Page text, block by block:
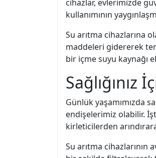
cihazlar, evlerimizde
kullanımının
Su arıtma cihazlarına
maddeleri gidererek
bir içme suyu kaynağı
Sağlığınız
Günlük yaşamımızda
endişelerimiz olabilir.
kirleticilerden
Su arıtma